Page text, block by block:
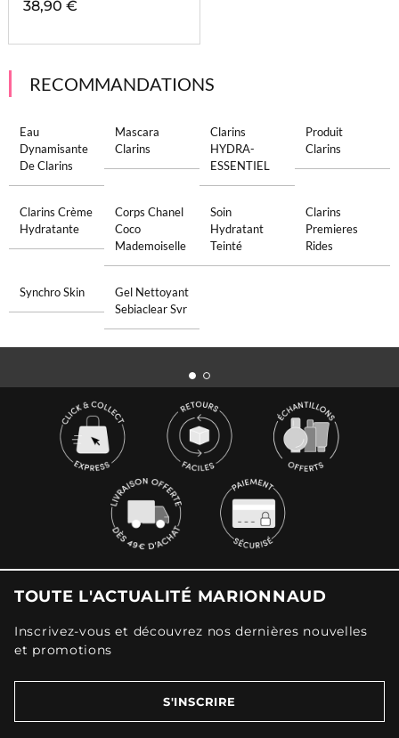
38,90 €
RECOMMANDATIONS
Eau
Dynamisante
De Clarins
Mascara
Clarins
Clarins
HYDRA-
ESSENTIEL
Produit
Clarins
Clarins Crème
Hydratante
Corps Chanel
Coco
Mademoiselle
Soin
Hydratant
Teinté
Clarins
Premieres
Rides
Synchro Skin
Gel Nettoyant
Sebiaclear Svr
TOUTE L'ACTUALITÉ MARIONNAUD
Inscrivez-vous et découvrez nos dernières nouvelles
et promotions
S'INSCRIRE